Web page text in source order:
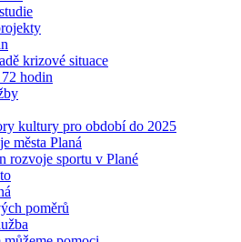
krizové situace
hodin
kultury pro období do 2025
města Planá
rozvoje sportu v Plané
poměrů